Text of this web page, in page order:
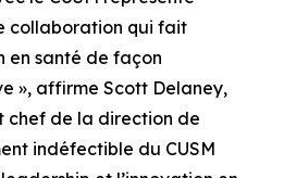
collaboration qui fait
en santé de façon
», affirme Scott Delaney,
chef de la direction de
indéfectible du CUSM